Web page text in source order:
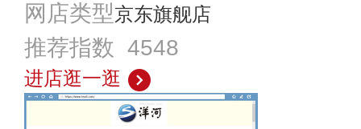
网店类型京东旗舰店
推荐指数 4548
进店逛一逛